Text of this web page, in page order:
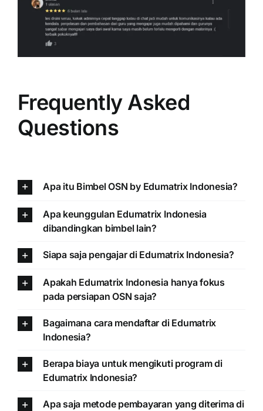
Frequently Asked
Questions
Apa itu Bimbel OSN by Edumatrix Indonesia?
Apa keunggulan Edumatrix Indonesia
dibandingkan bimbel lain?
Siapa saja pengajar di Edumatrix Indonesia?
Apakah Edumatrix Indonesia hanya fokus
pada persiapan OSN saja?
Bagaimana cara mendaftar di Edumatrix
Indonesia?
Berapa biaya untuk mengikuti program di
Edumatrix Indonesia?
Apa saja metode pembayaran yang diterima di